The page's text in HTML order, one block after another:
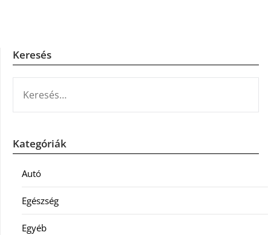
Keresés
Kategóriák
Autó
Egészség
Egyéb